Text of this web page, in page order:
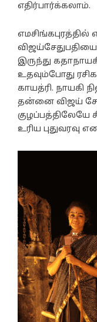
எதிர்பார்க்கலாம்.
விஜய்சேதுபதியை
இருந்து
உதவும்போது
காயத்ரி. நாயகி
தன்னை விஜய்
குழப்பத்திலேயே
உரிய புதுவரவு